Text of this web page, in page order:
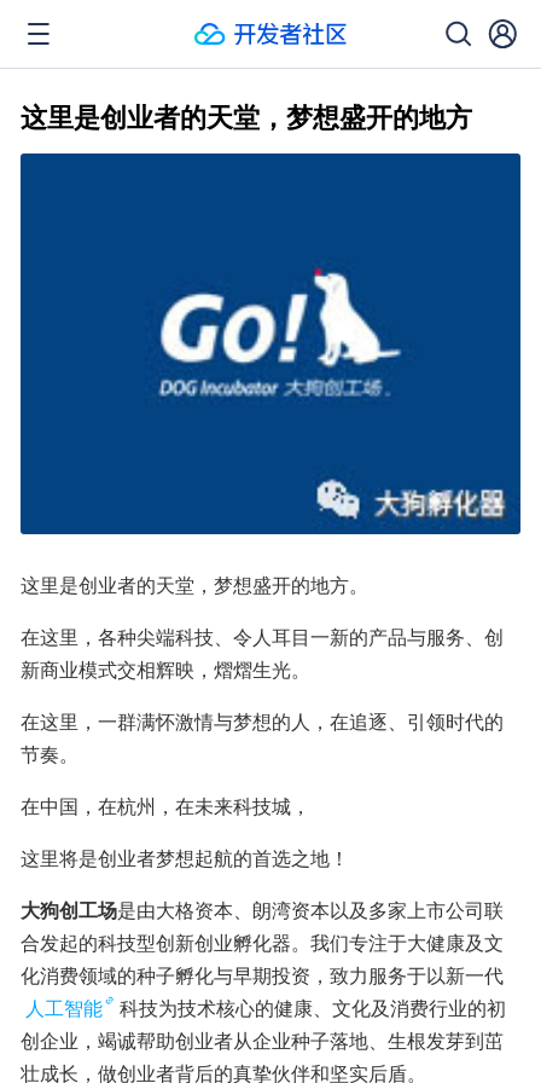
这里是创业者的天堂，梦想盛开的地方
这里是创业者的天堂，梦想盛开的地方。
在这里，各种尖端科技、令人耳目一新的产品与服务、创
新商业模式交相辉映，熠熠生光。
在这里，一群满怀激情与梦想的人，在追逐、引领时代的
节奏。
在中国，在杭州，在未来科技城，
这里将是创业者梦想起航的首选之地！
大狗创工场是由大格资本、朗湾资本以及多家上市公司联
合发起的科技型创新创业孵化器。我们专注于大健康及文
化消费领域的种子孵化与早期投资，致力服务于以新一代
人工智能
科技为技术核心的健康、文化及消费行业的初
创企业，竭诚帮助创业者从企业种子落地、生根发芽到茁
壮成长，做创业者背后的真挚伙伴和坚实后盾。